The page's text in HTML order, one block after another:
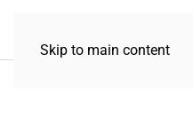
Skip to main content